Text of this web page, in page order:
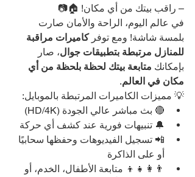
– راقب بيتك من أي مكان! 🏠📷
في عالم اليوم، الراحة والأمان صارت
بلمسة شاشة! ومع توفر كاميرات مراقبة
للمنازل مرتبطة بتطبيقات جوال، صار
بإمكانك متابعة بيتك لحظة بلحظة من أي
مكان في العالم.
💡 مميزات الكاميرات المرتبطة بالموبايل:
🔴 بث مباشر عالي الجودة (HD/4K)
🔔 تنبيهات فورية عند كشف أي حركة
📲 تسجيل الفيديوهات وحفظها سحابيًا
أو على الذاكرة
👨‍👩‍👧‍👦 متابعة الأطفال، الخدم، أو